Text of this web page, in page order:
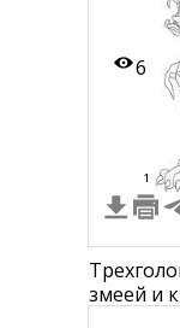
6
1
змеей и